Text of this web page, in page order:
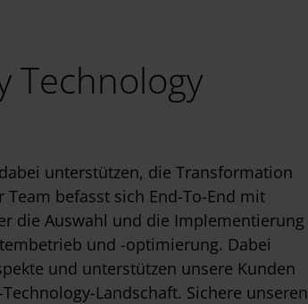
Technology
unterstützen, die Transformation
befasst sich End-To-End mit
die Auswahl und die Implementierung
und -optimierung. Dabei
und unterstützen unsere Kunden
Landschaft. Sichere unseren